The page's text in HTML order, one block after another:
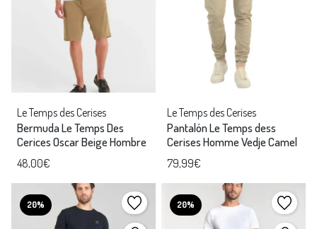
Le Temps des Cerises
Bermuda Le Temps Des
Cerices Oscar Beige Hombre
48,00€
Le Temps des Cerises
Pantalón Le Temps dess
Cerises Homme Vedje Camel
79,99€
20% 20%